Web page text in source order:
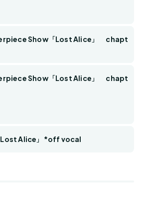
Show「Lost Alice」 chapt
Show「Lost Alice」 chapt
Lost Alice」*off vocal